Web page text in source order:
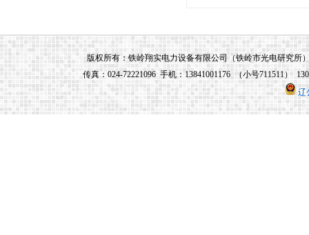
版权所有：铁岭翔实电力设备有限公司（铁岭市光电研究所
传真：024-72221096 手机：13841001176 （小号711511）
辽